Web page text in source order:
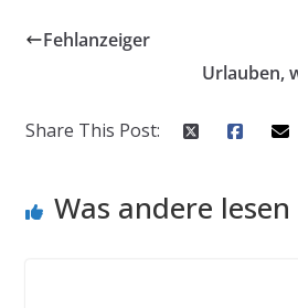
Fehlanzeiger
Urlauben,
Share This Post:
Was andere lesen